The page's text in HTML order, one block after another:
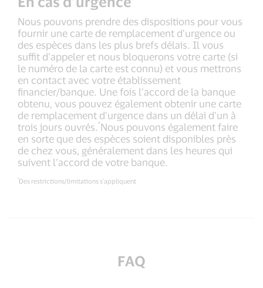
Nous pouvons prendre des dispositions pour vous
fournir une carte de remplacement d’urgence ou
des espèces dans les plus brefs délais. Il vous
suffit d’appeler et nous bloquerons votre carte (si
le numéro de la carte est connu) et vous mettrons
en contact avec votre établissement
financier/banque. Une fois l’accord de la banque
obtenu, vous pouvez également obtenir une carte
de remplacement d’urgence dans un délai d’un à
trois jours ouvrés.*Nous pouvons également faire
en sorte que des espèces soient disponibles près
de chez vous, généralement dans les heures qui
suivent l’accord de votre banque.
*Des restrictions/limitations s’appliquent
FAQ